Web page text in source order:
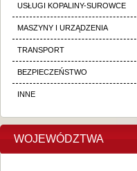
USŁUGI KOPALINY-SUROWCE
MASZYNY I URZĄDZENIA
TRANSPORT
BEZPIECZEŃSTWO
INNE
WOJEWÓDZTWA